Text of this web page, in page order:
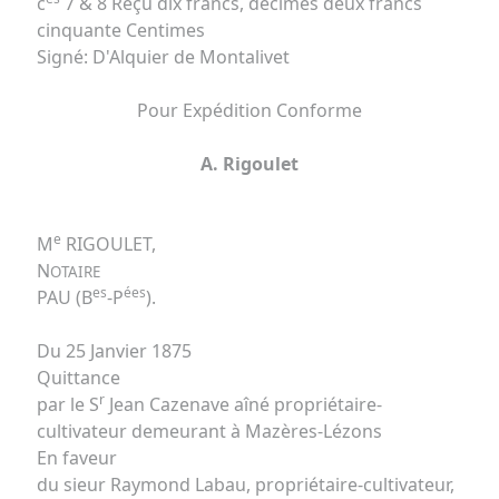
cinquante Centimes
Signé: D'Alquier de Montalivet
Pour Expédition Conforme
A. Rigoulet
Me RIGOULET,
NOTAIRE
PAU (Bes-Pées).
Du 25 Janvier 1875
Quittance
par le Sr Jean Cazenave aîné propriétaire-
cultivateur demeurant à Mazères-Lézons
En faveur
du sieur Raymond Labau, propriétaire-cultivateur,